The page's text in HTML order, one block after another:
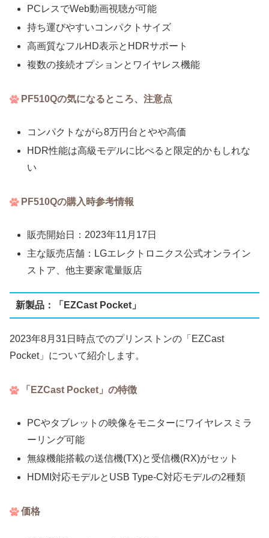
PCレスでWeb動画視聴が可能
持ち運びやすいコンパクトサイズ
高画質なフルHD表示とHDRサポート
複数の接続オプションとワイヤレス機能
PF510Qの気になるところ、注意点
コンパクトながら8万円台とやや高価
HDR性能は高級モデルに比べると限定的かもしれな
い
PF510Qの購入時参考情報
販売開始日：2023年11月17日
主な販売店舗：LGエレクトロニクス公式オンライン
ストア、他主要家電量販店
新製品：「EZCast Pocket」
2023年8月31日時点でのプリンストンの「EZCast
Pocket」について紹介します。
「EZCast Pocket」の特徴
PCやタブレットの映像をモニターにワイヤレスミラ
ーリング可能
無線機能搭載の送信機(TX)と受信機(RX)がセット
HDMI対応モデルとUSB Type-C対応モデルの2種類
価格